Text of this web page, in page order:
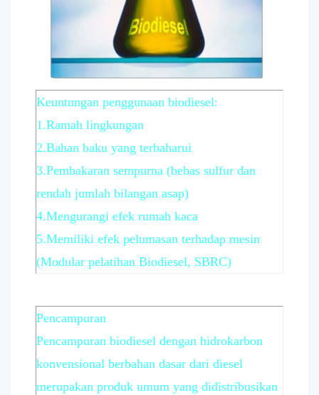
Keuntungan penggunaan biodiesel:
1.Ramah lingkungan
2.Bahan baku yang terbaharui
3.Pembakaran sempurna (bebas sulfur dan
rendah jumlah bilangan asap)
4.Mengurangi efek rumah kaca
5.Memiliki efek pelumasan terhadap mesin
(Modular pelatihan Biodiesel, SBRC)
Pencampuran
Pencampuran biodiesel dengan hidrokarbon
konvensional berbahan dasar dari diesel
merupakan produk umum yang didistribusikan